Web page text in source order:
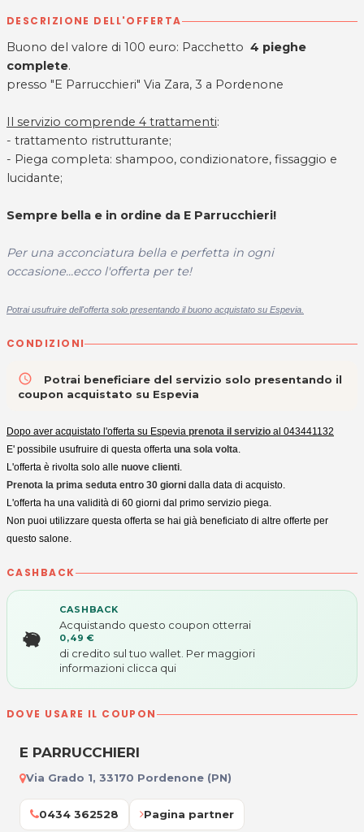
DESCRIZIONE DELL'OFFERTA
Buono del valore di 100 euro: Pacchetto 4 pieghe
complete.
presso "E Parrucchieri" Via Zara, 3 a Pordenone
Il servizio comprende 4 trattamenti:
- trattamento ristrutturante;
- Piega completa: shampoo, condizionatore, fissaggio e
lucidante;
Sempre bella e in ordine da E Parrucchieri!
Per una acconciatura bella e perfetta in ogni
occasione...ecco l'offerta per te!
Potrai usufruire dell'offerta solo presentando il buono acquistato su Espevia.
CONDIZIONI
access_time
Potrai beneficiare del servizio solo presentando il
coupon acquistato su Espevia
Dopo aver acquistato l'offerta su Espevia prenota il servizio al 043441132
E' possibile usufruire di questa offerta una sola volta.
L'offerta è rivolta solo alle nuove clienti.
Prenota la prima seduta entro 30 giorni dalla data di acquisto.
L'offerta ha una validità di 60 giorni dal primo servizio piega.
Non puoi utilizzare questa offerta se hai già beneficiato di altre offerte per
questo salone.
CASHBACK
CASHBACK
Acquistando questo coupon otterrai
0,49 €
di credito sul tuo wallet. Per maggiori
informazioni clicca qui
DOVE USARE IL COUPON
E PARRUCCHIERI
Via Grado 1, 33170 Pordenone (PN)
0434 362528 Pagina partner